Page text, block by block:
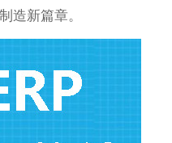
造新篇章。